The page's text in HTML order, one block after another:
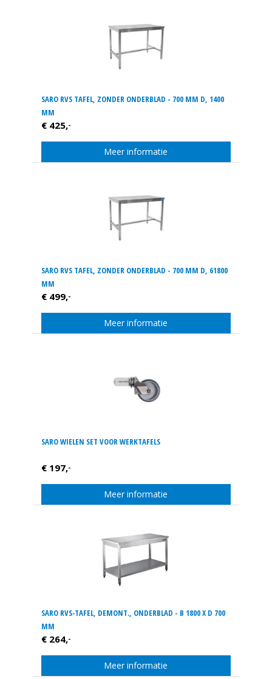
SARO RVS TAFEL, ZONDER ONDERBLAD - 700 MM D, 1400
MM
€ 425,-
Meer informatie
SARO RVS TAFEL, ZONDER ONDERBLAD - 700 MM D, 61800
MM
€ 499,-
Meer informatie
SARO WIELEN SET VOOR WERKTAFELS
€ 197,-
Meer informatie
SARO RVS-TAFEL, DEMONT., ONDERBLAD - B 1800 X D 700
MM
€ 264,-
Meer informatie